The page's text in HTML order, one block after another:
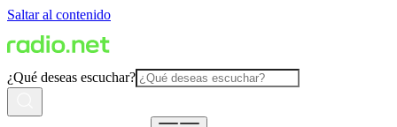
Saltar al contenido
¿Qué deseas escuchar?